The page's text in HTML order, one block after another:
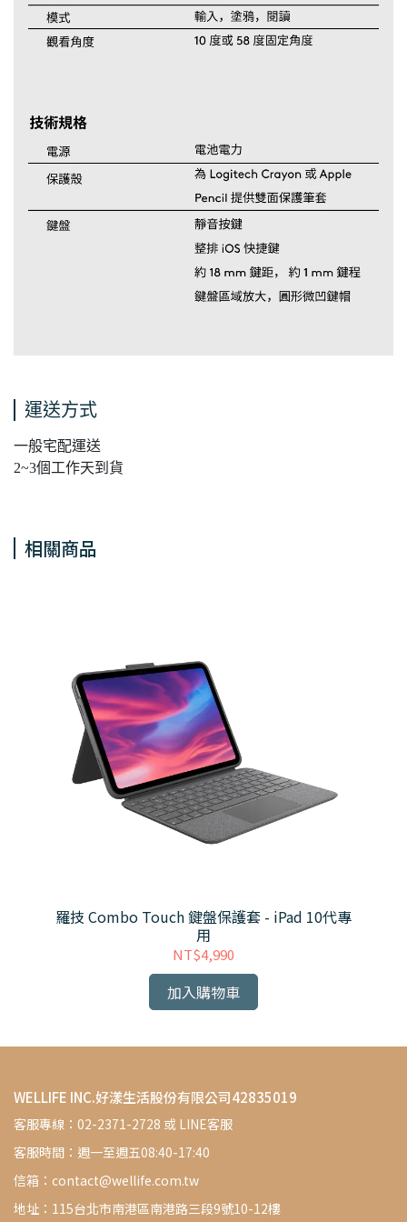
運送方式
一般宅配運送
2~3個工作天到貨
相關商品
羅技 Combo Touch 鍵盤保護套 - iPad 10代專
用
NT$4,990
加入購物車
WELLIFE INC.好漾生活股份有限公司42835019
客服專線：02-2371-2728 或 LINE客服
客服時間：週一至週五08:40-17:40
信箱：contact@wellife.com.tw
地址：115台北市南港區南港路三段9號10-12樓